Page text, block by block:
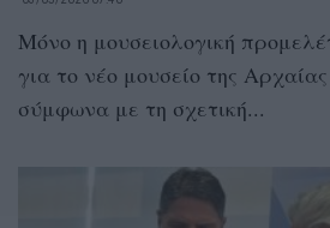
Μόνο η μουσειολογική
για το νέο μουσείο της
σύμφωνα με τη σχετική...